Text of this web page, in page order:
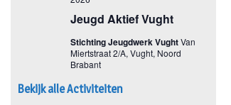
Bekijk alle Activiteiten